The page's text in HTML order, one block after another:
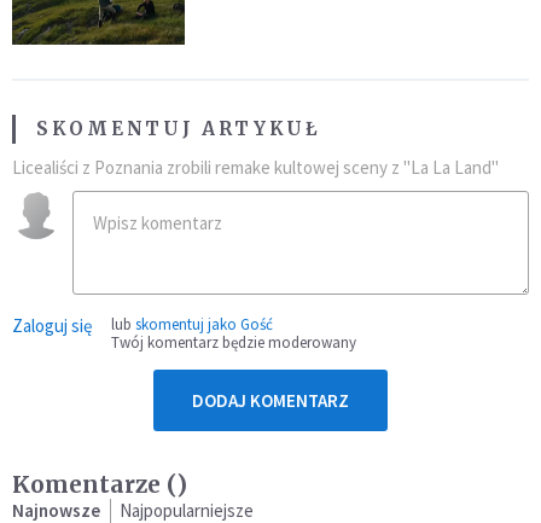
SKOMENTUJ ARTYKUŁ
Licealiści z Poznania zrobili remake kultowej sceny z "La La Land"
Zaloguj się lub skomentuj jako Gość
Twój komentarz będzie moderowany
DODAJ KOMENTARZ
Komentarze ()
Najnowsze Najpopularniejsze